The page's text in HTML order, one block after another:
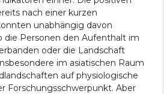
nach einer kurzen
unabhängig davon
die Personen den Aufenthalt im
oder die Landschaft
im asiatischen Raum
auf physiologische
Forschungsschwerpunkt. Aber